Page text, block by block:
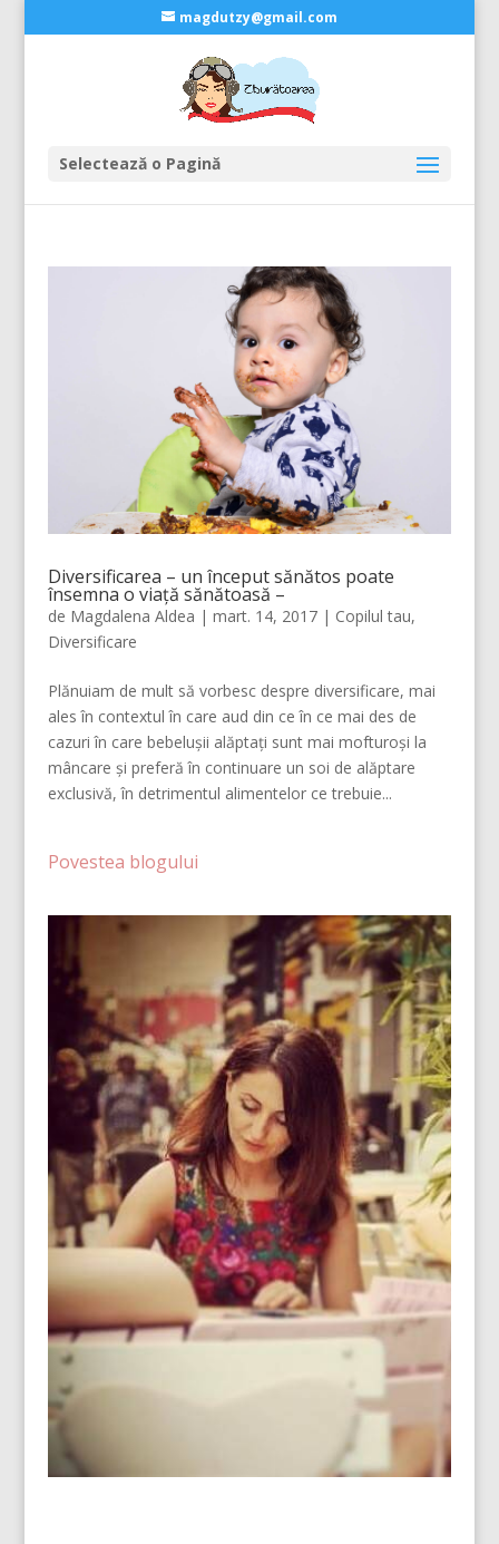
magdutzy@gmail.com
Selectează o Pagină
Diversificarea – un început sănătos poate
însemna o viață sănătoasă –
de Magdalena Aldea | mart. 14, 2017| Copilul tau,
Diversificare
Plănuiam de mult să vorbesc despre diversificare, mai
ales în contextul în care aud din ce în ce mai des de
cazuri în care bebelușii alăptați sunt mai mofturoși la
mâncare și preferă în continuare un soi de alăptare
exclusivă, în detrimentul alimentelor ce trebuie...
Povestea blogului